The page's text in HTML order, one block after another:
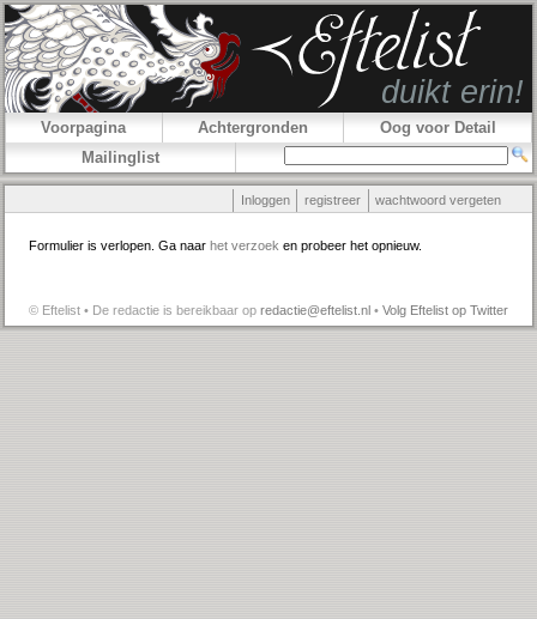
Voorpagina Achtergronden
Oog voor Detail
Mailinglist
Inloggen registreer wachtwoord vergeten
Formulier is verlopen. Ga naar het verzoek en probeer het opnieuw.
© Eftelist • De redactie is bereikbaar op redactie@eftelist.nl • Volg Eftelist op Twitter